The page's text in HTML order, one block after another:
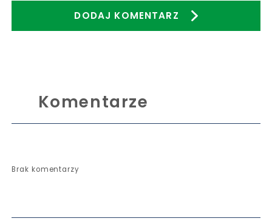
DODAJ KOMENTARZ
Komentarze
Brak komentarzy